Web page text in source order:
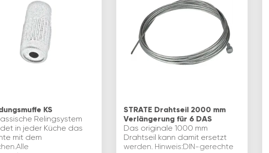
KS
Relingsystem
in jeder Küche das
mit dem
STRATE Drahtseil 2000 mm
Verlängerung für 6 DAS
Das originale 1000 mm
Drahtseil kann damit ersetzt
werden. Hinweis:DIN-gerechte